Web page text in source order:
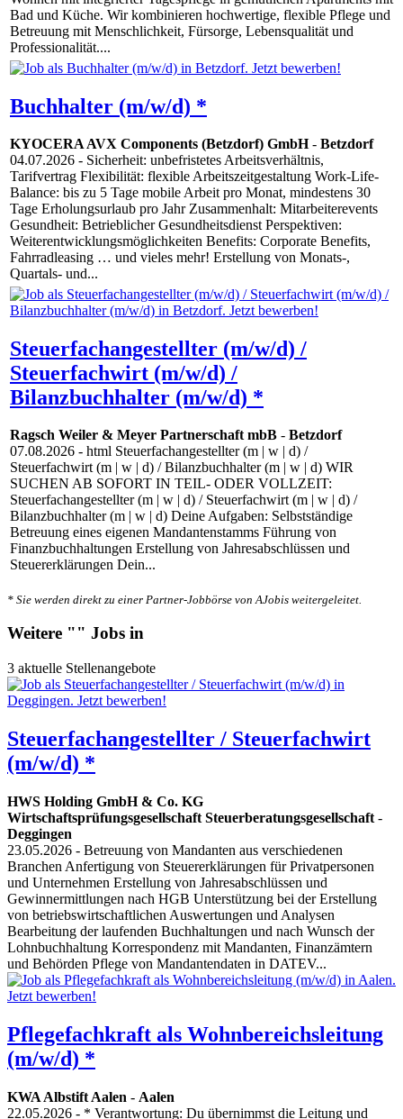
Bad und Küche. Wir kombinieren hochwertige, flexible Pflege und
Betreuung mit Menschlichkeit, Fürsorge, Lebensqualität und
Professionalität....
Buchhalter (m/w/d) *
KYOCERA AVX Components (Betzdorf) GmbH- Betzdorf
04.07.2026 - Sicherheit: unbefristetes Arbeitsverhältnis,
Tarifvertrag Flexibilität: flexible Arbeitszeitgestaltung Work-Life-
Balance: bis zu 5 Tage mobile Arbeit pro Monat, mindestens 30
Tage Erholungsurlaub pro Jahr Zusammenhalt: Mitarbeiterevents
Gesundheit: Betrieblicher Gesundheitsdienst Perspektiven:
Weiterentwicklungsmöglichkeiten Benefits: Corporate Benefits,
Fahrradleasing … und vieles mehr! Erstellung von Monats-,
Quartals- und...
Steuerfachangestellter (m/w/d) /
Steuerfachwirt (m/w/d) /
Bilanzbuchhalter (m/w/d) *
Ragsch Weiler & Meyer Partnerschaft mbB - Betzdorf
07.08.2026 - html Steuerfachangestellter (m | w | d) /
Steuerfachwirt (m | w | d) / Bilanzbuchhalter (m | w | d) WIR
SUCHEN AB SOFORT IN TEIL- ODER VOLLZEIT:
Steuerfachangestellter (m | w | d) / Steuerfachwirt (m | w | d) /
Bilanzbuchhalter (m | w | d) Deine Aufgaben: Selbstständige
Betreuung eines eigenen Mandantenstamms Führung von
Finanzbuchhaltungen Erstellung von Jahresabschlüssen und
Steuererklärungen Dein...
* Sie werden direkt zu einer Partner-Jobbörse von AJobis weitergeleitet.
Weitere "" Jobs in
3 aktuelle Stellenangebote
Steuerfachangestellter / Steuerfachwirt
(m/w/d) *
HWS Holding GmbH & Co. KG
Wirtschaftsprüfungsgesellschaft Steuerberatungsgesellschaft -
Deggingen
23.05.2026 - Betreuung von Mandanten aus verschiedenen
Branchen Anfertigung von Steuererklärungen für Privatpersonen
und Unternehmen Erstellung von Jahresabschlüssen und
Gewinnermittlungen nach HGB Unterstützung bei der Erstellung
von betriebswirtschaftlichen Auswertungen und Analysen
Bearbeitung der laufenden Buchhaltungen und nach Wunsch der
Lohnbuchhaltung Korrespondenz mit Mandanten, Finanzämtern
und Behörden Pflege von Mandantendaten in DATEV...
Pflegefachkraft als Wohnbereichsleitung
(m/w/d) *
KWA Albstift Aalen - Aalen
22.05.2026 - * Verantwortung: Du übernimmst die Leitung und